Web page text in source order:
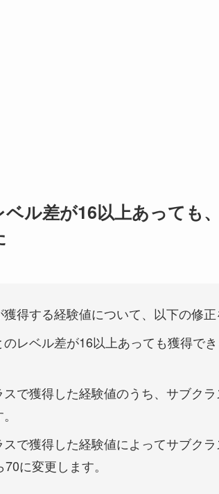
ル差が16以上あっても
得する経験値について、以下の修正
のレベル差が16以上あっても獲得で
スで獲得した経験値のうち、サブク
スで獲得した経験値によってサブク
70に変更します。